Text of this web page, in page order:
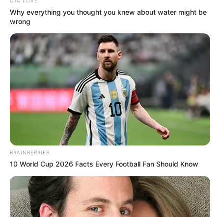
Why everything you thought you knew about water might be
wrong
BRAINBERRIES
10 World Cup 2026 Facts Every Football Fan Should Know